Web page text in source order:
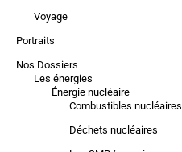
Voyage
Portraits
Nos Dossiers
Les énergies
Énergie nucléaire
Combustibles nucléaires
Déchets nucléaires